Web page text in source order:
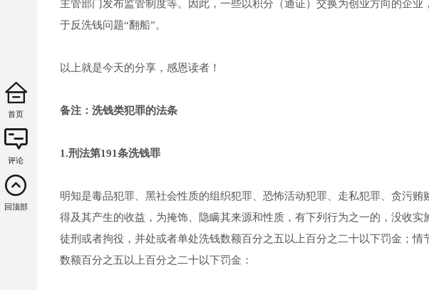
主管部门发布监管制度等。因此，一些以积分（通证）交换为创业方向的企
于反洗钱问题“翻船”。
以上就是今天的分享，感恩读者！
备注：洗钱类犯罪的法条
1.刑法第191条洗钱罪
明知是毒品犯罪、黑社会性质的组织犯罪、恐怖活动犯罪、走私犯罪、贪污
得及其产生的收益，为掩饰、隐瞒其来源和性质，有下列行为之一的，没收
徒刑或者拘役，并处或者单处洗钱数额百分之五以上百分之二十以下罚金；
数额百分之五以上百分之二十以下罚金：
首页
评论
回顶部